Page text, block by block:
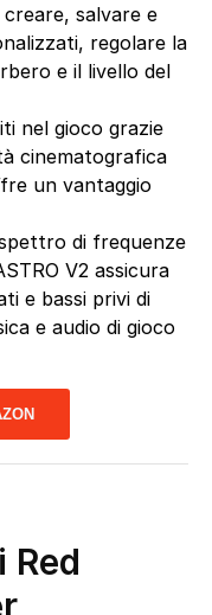
salvare e
regolare la
e il livello del
nel gioco grazie
cinematografica
un vantaggio
di frequenze
V2 assicura
e bassi privi di
e audio di gioco
Red